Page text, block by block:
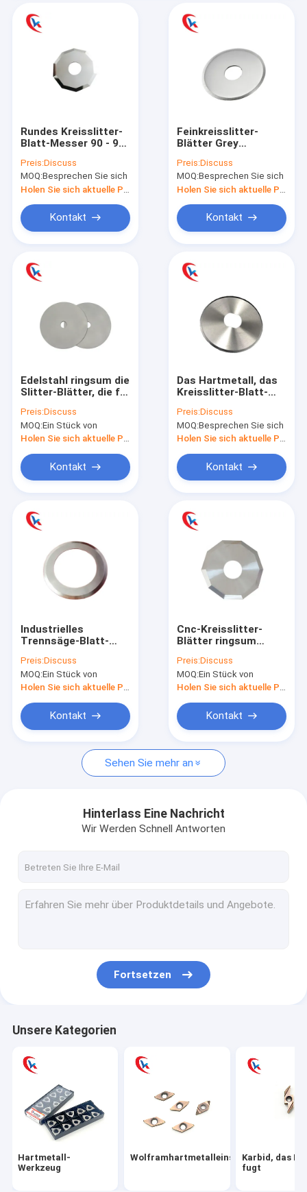
Produkte
Über uns
Fabrik-Ausflug
Nachrichten
Fordern Sie ein Zitat
Hartmetall-Werkzeug
Karbid, das Einsätze fugt
Karbid-Prägeeinsätze
Hartmetall-Streifen
Hartmetall-Abnutzungs-Teile
Hartmetall-Holzbearbeitungs-Werkzeug
Karbid-Bohrstange
Shell Milling Cutter
Rundes Kreisslitter-
Blatt-Messer 90 - 93
des Papiergewebes
Preis:Discuss
MOQ:Besprechen Sie sich
Kontakt
Feinkreisslitter-
Blätter Grey
Cutting Disc mit Grat
Preis:Discuss
MOQ:Besprechen Sie sich
Kontakt
Edelstahl ringsum die
Slitter-Blätter, die für
Papierschneidemaschine-
Blatt-Kreisslitter-
Blätter schneiden
Preis:Discuss
MOQ:Ein Stück von
Holen Sie sich aktuelle Preis
Kontakt
Das Hartmetall, das
Kreisslitter-Blatt-
schneidet, fertigte
besonders an
Preis:Discuss
MOQ:Besprechen Sie sich
Holen Sie sich aktuelle Preis
Kontakt
Industrielles
Trennsäge-Blatt-
Messer
Preis:Discuss
MOQ:Ein Stück von
Holen Sie sich aktuelle Preis
Kontakt
Cnc-Kreisslitter-
Blätter ringsum
Kreissägeblatt
Preis:Discuss
MOQ:Ein Stück von
Holen Sie sich aktuelle Preis
Kontakt
Sehen Sie mehr an
Hinterlass Eine Nachricht
Wir Werden Schnell Antworten
Fortsetzen
Unsere Kategorien
Hartmetall-
Werkzeug
WolframhartmetalleinsätzeKarbid, das
fugt